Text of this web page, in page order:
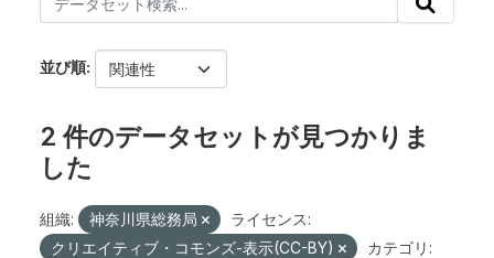
並び順
2 件のデータセットが見つかりま
した
組織: 神奈川県総務局
ライセンス:
クリエイティブ・コモンズ-表示(CC-BY)
カテゴリ: